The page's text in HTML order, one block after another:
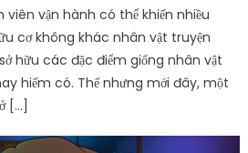
vận hành có thể khiến nhiều
cơ không khác nhân vật truyện
hữu các đặc điểm giống nhân vật
hiếm có. Thế nhưng mới đây, một
[…]